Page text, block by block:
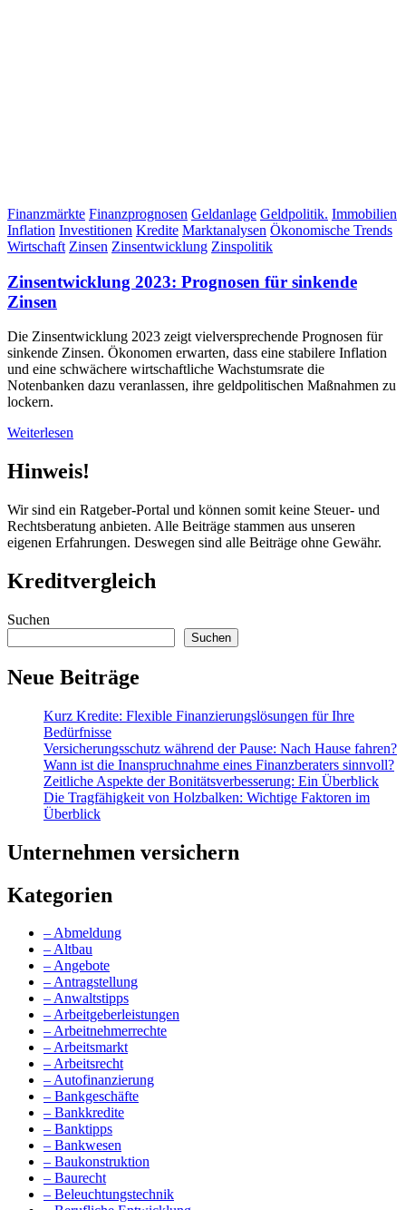
Finanzmärkte Finanzprognosen Geldanlage Geldpolitik. Immobilien
Inflation Investitionen Kredite Marktanalysen Ökonomische Trends
Wirtschaft Zinsen Zinsentwicklung Zinspolitik
Zinsentwicklung 2023: Prognosen für sinkende
Zinsen
Die Zinsentwicklung 2023 zeigt vielversprechende Prognosen für
sinkende Zinsen. Ökonomen erwarten, dass eine stabilere Inflation
und eine schwächere wirtschaftliche Wachstumsrate die
Notenbanken dazu veranlassen, ihre geldpolitischen Maßnahmen zu
lockern.
Weiterlesen
Hinweis!
Wir sind ein Ratgeber-Portal und können somit keine Steuer- und
Rechtsberatung anbieten. Alle Beiträge stammen aus unseren
eigenen Erfahrungen. Deswegen sind alle Beiträge ohne Gewähr.
Kreditvergleich
Suchen
Suchen
Neue Beiträge
Kurz Kredite: Flexible Finanzierungslösungen für Ihre
Bedürfnisse
Versicherungsschutz während der Pause: Nach Hause fahren?
Wann ist die Inanspruchnahme eines Finanzberaters sinnvoll?
Zeitliche Aspekte der Bonitätsverbesserung: Ein Überblick
Die Tragfähigkeit von Holzbalken: Wichtige Faktoren im
Überblick
Unternehmen versichern
Kategorien
– Abmeldung
– Altbau
– Angebote
– Antragstellung
– Anwaltstipps
– Arbeitgeberleistungen
– Arbeitnehmerrechte
– Arbeitsmarkt
– Arbeitsrecht
– Autofinanzierung
– Bankgeschäfte
– Bankkredite
– Banktipps
– Bankwesen
– Baukonstruktion
– Baurecht
– Beleuchtungstechnik